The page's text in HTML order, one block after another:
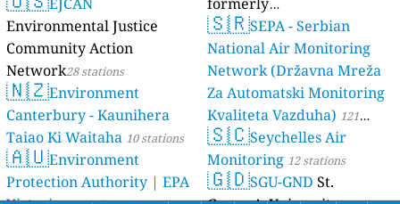
Environmental Justice
Community Action
Network28 stations
🇳🇿Environment
Canterbury - Kaunihera
Taiao Ki Waitaha 10 stations
🇦🇺Environment
Protection Authority | EPA
luftdaten.info35809 stations
🇸🇷SEPA - Serbian
National Air Monitoring
Network (Državna Mreža
Za Automatski Monitoring
Kvaliteta Vazduha) 121
stations
🇸🇨Seychelles Air
Monitoring 12 stations
🇬🇩SGU-GND St.